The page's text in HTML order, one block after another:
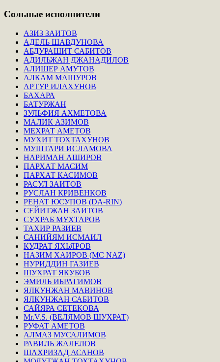
Сольные исполнители
АЗИЗ ЗАИТОВ
АДЕЛЬ ШАВДУНОВА
АБДУРАШИТ САБИТОВ
АДИЛЬЖАН ДЖАНАДИЛОВ
АЛИШЕР АМУТОВ
АЛКАМ МАШУРОВ
АРТУР ИЛАХУНОВ
БАХАРА
БАТУРЖАН
ЗУЛЬФИЯ АХМЕТОВА
МАЛИК АЗИМОВ
МЕХРАТ АМЕТОВ
МУХИТ ТОХТАХУНОВ
МУШТАРИ ИСЛАМОВА
НАРИМАН АШИРОВ
ПАРХАТ МАСИМ
ПАРХАТ КАСИМОВ
РАСУЛ ЗАИТОВ
РУСЛАН КРИВЕНКОВ
РЕНАТ ЮСУПОВ (DA-RIN)
СЕЙИТЖАН ЗАИТОВ
СУХРАБ МУХТАРОВ
ТАХИР РАЗИЕВ
САНИЙЯМ ИСМАИЛ
КУДРАТ ЯХЬЯРОВ
НАЗИМ ХАИРОВ (MC NAZ)
НУРИДДИН ГАЗИЕВ
ШУХРАТ ЯКУБОВ
ЭМИЛЬ ИБРАГИМОВ
ЯЛКУНЖАН МАВИНОВ
ЯЛКУНЖАН САБИТОВ
САЙЯРА СЕТЕКОВА
Mr.V.S. (ВЕЛЯМОВ ШУХРАТ)
РУФАТ АМЕТОВ
АЛМАЗ МУСАЛИМОВ
РАВИЛЬ ЖАЛЕЛОВ
ШАХРИЗАД АСАНОВ